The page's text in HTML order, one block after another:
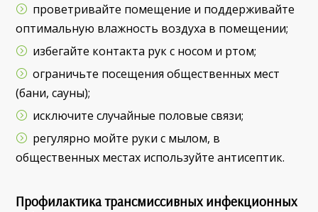
проветривайте помещение и поддерживайте
оптимальную влажность воздуха в помещении;
избегайте контакта рук с носом и ртом;
ограничьте посещения общественных мест
(бани, сауны);
исключите случайные половые связи;
регулярно мойте руки с мылом, в
общественных местах используйте антисептик.
Профилактика трансмиссивных инфекционных